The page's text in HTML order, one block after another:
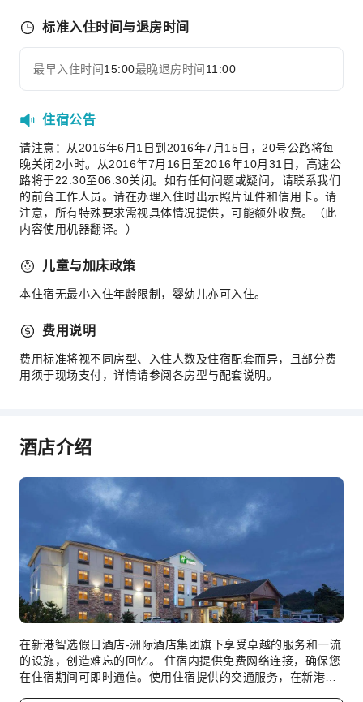
保龄球场
徒步旅行
浮潜
风帆冲浪
独木舟
交通服务
租车服务
熨衣服务
洗衣服务
公共区域设施
公用区wifi
电梯
上网服务
商店
前台服务
旅游票务服务
行李寄存
前台贵重物品保险柜
快速入住退房
展开全部
标准入住时间与退房时间
最早入住时间15:00最晚退房时间 11:00
住宿公告
请注意：从2016年6月1日到2016年7月15日，20号公路将每
晚关闭2小时。从2016年7月16日至2016年10月31日，高速公
路将于22:30至06:30关闭。如有任何问题或疑问，请联系我们
的前台工作人员。请在办理入住时出示照片证件和信用卡。请
注意，所有特殊要求需视具体情况提供，可能额外收费。（此
内容使用机器翻译。）
儿童与加床政策
本住宿无最小入住年龄限制，婴幼儿亦可入住。
费用说明
费用标准将视不同房型、入住人数及住宿配套而异，且部分费
用须于现场支付，详情请参阅各房型与配套说明。
酒店介绍
在新港智选假日酒店-洲际酒店集团旗下享受卓越的服务和一流
的设施，创造难忘的回忆。 住宿内提供免费网络连接，确保您
在住宿期间可即时通信。使用住宿提供的交通服务，在新港